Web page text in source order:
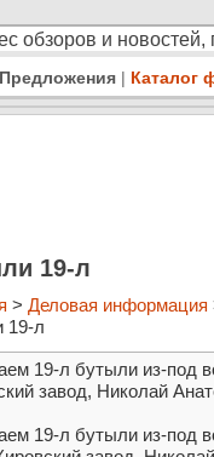
обзоров и
Предложения | Каталог
19-л
> Деловая информация
19-л
19-л бутыли из-под
завод, Николай
19-л бутыли из-под